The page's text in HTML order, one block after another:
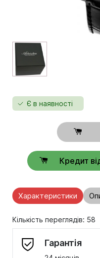
Є в наявності
Кредит
Характеристики
Кількість переглядів: 58
Гарантія